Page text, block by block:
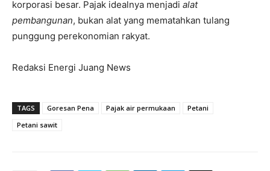
korporasi besar. Pajak idealnya menjadi alat
pembangunan, bukan alat yang mematahkan tulang
punggung perekonomian rakyat.
Redaksi Energi Juang News
TAGS Goresan Pena Pajak air permukaan
Petani
Petani sawit